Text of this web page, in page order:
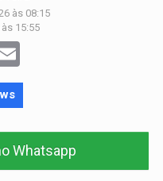
às 08:15
15:55
Whatsapp